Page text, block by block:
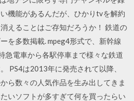
機能があるんだが、ひかりtvを解約
えることはご存知だろうか！ 鉄道の
を多数掲載. mpeg4形式で、新幹線
急電車から各駅停車まで様々な鉄道
PS4は2013年に発売されて以降、
ら数々の人気作品を生み出してきま
いソフトが多すぎて何を買ったらい